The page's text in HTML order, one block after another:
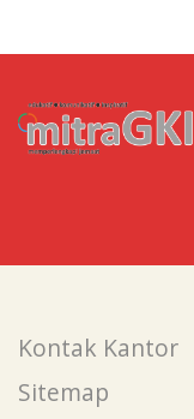
Kontak Kantor
Sitemap